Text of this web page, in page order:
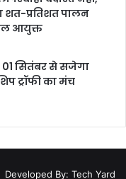
शत-प्रतिशत पालन
आयुक्त
सितंबर से सजेगा
ट्रॉफी का मंच
Developed By: Tech Yard